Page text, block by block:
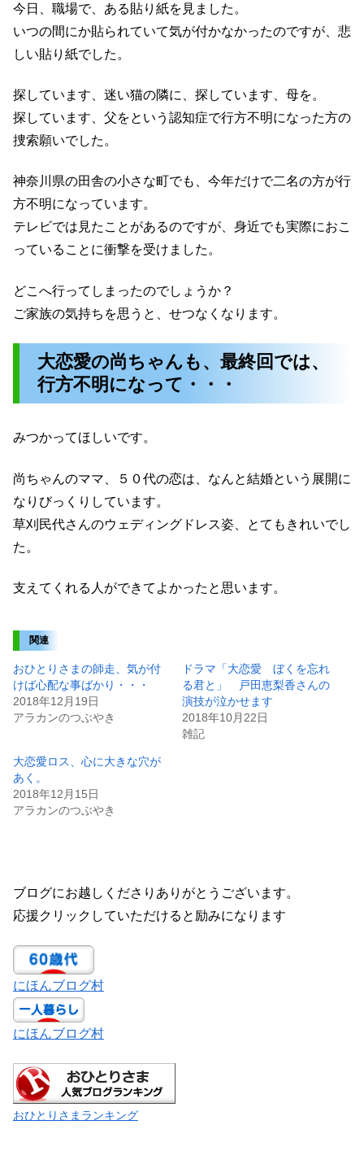
今日、職場で、ある貼り紙を見ました。
いつの間にか貼られていて気が付かなかったのですが、悲
しい貼り紙でした。
探しています、迷い猫の隣に、探しています、母を。
探しています、父をという認知症で行方不明になった方の
捜索願いでした。
神奈川県の田舎の小さな町でも、今年だけで二名の方が行
方不明になっています。
テレビでは見たことがあるのですが、身近でも実際におこ
っていることに衝撃を受けました。
どこへ行ってしまったのでしょうか？
ご家族の気持ちを思うと、せつなくなります。
大恋愛の尚ちゃんも、最終回では、
行方不明になって・・・
みつかってほしいです。
尚ちゃんのママ、５０代の恋は、なんと結婚という展開に
なりびっくりしています。
草刈民代さんのウェディングドレス姿、とてもきれいでし
た。
支えてくれる人ができてよかったと思います。
関連
おひとりさまの師走、気が付
けば心配な事ばかり・・・
2018年12月19日
アラカンのつぶやき
ドラマ「大恋愛 ぼくを忘れ
る君と」 戸田恵梨香さんの
演技が泣かせます
2018年10月22日
雑記
大恋愛ロス、心に大きな穴が
あく。
2018年12月15日
アラカンのつぶやき
ブログにお越しくださりありがとうございます。
応援クリックしていただけると励みになります
にほんブログ村
にほんブログ村
おひとりさまランキング